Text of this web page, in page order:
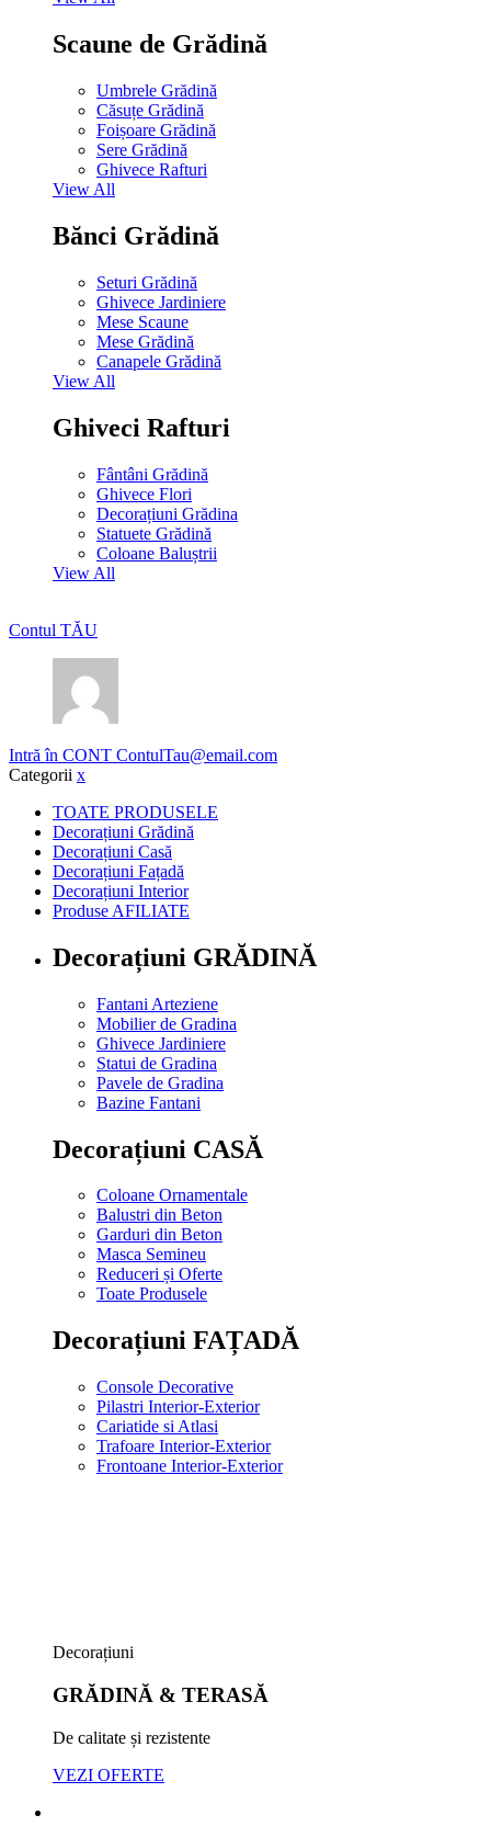
Scaune de Grădină
Umbrele Grădină
Căsuțe Grădină
Foișoare Grădină
Sere Grădină
Ghivece Rafturi
View All
Bănci Grădină
Seturi Grădină
Ghivece Jardiniere
Mese Scaune
Mese Grădină
Canapele Grădină
View All
Ghiveci Rafturi
Fântâni Grădină
Ghivece Flori
Decorațiuni Grădina
Statuete Grădină
Coloane Baluștrii
View All
Contul TĂU
Intră în CONT ContulTau@email.com
Categorii x
TOATE PRODUSELE
Decorațiuni Grădină
Decorațiuni Casă
Decorațiuni Fațadă
Decorațiuni Interior
Produse AFILIATE
Decorațiuni GRĂDINĂ
Fantani Arteziene
Mobilier de Gradina
Ghivece Jardiniere
Statui de Gradina
Pavele de Gradina
Bazine Fantani
Decorațiuni CASĂ
Coloane Ornamentale
Balustri din Beton
Garduri din Beton
Masca Semineu
Reduceri și Oferte
Toate Produsele
Decorațiuni FAȚADĂ
Console Decorative
Pilastri Interior-Exterior
Cariatide si Atlasi
Trafoare Interior-Exterior
Frontoane Interior-Exterior
Decorațiuni
GRĂDINĂ & TERASĂ
De calitate și rezistente
VEZI OFERTE